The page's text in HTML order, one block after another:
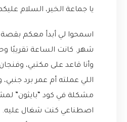
يا جماعة الخير، السلام
اسمحوا لي أبدأ معكم
شهر. كانت الساعة تقريبًا
وأنا قاعد على مكتبي،
اللي عملته أم عمر برد جنبي،
مشكلة في كود “بايثون”
اصطناعي كنت شغال عليه.